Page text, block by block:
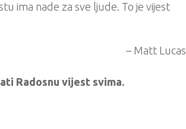
ima nade za sve ljude. To je vijest
– Matt Lucas
Radosnu vijest svima.